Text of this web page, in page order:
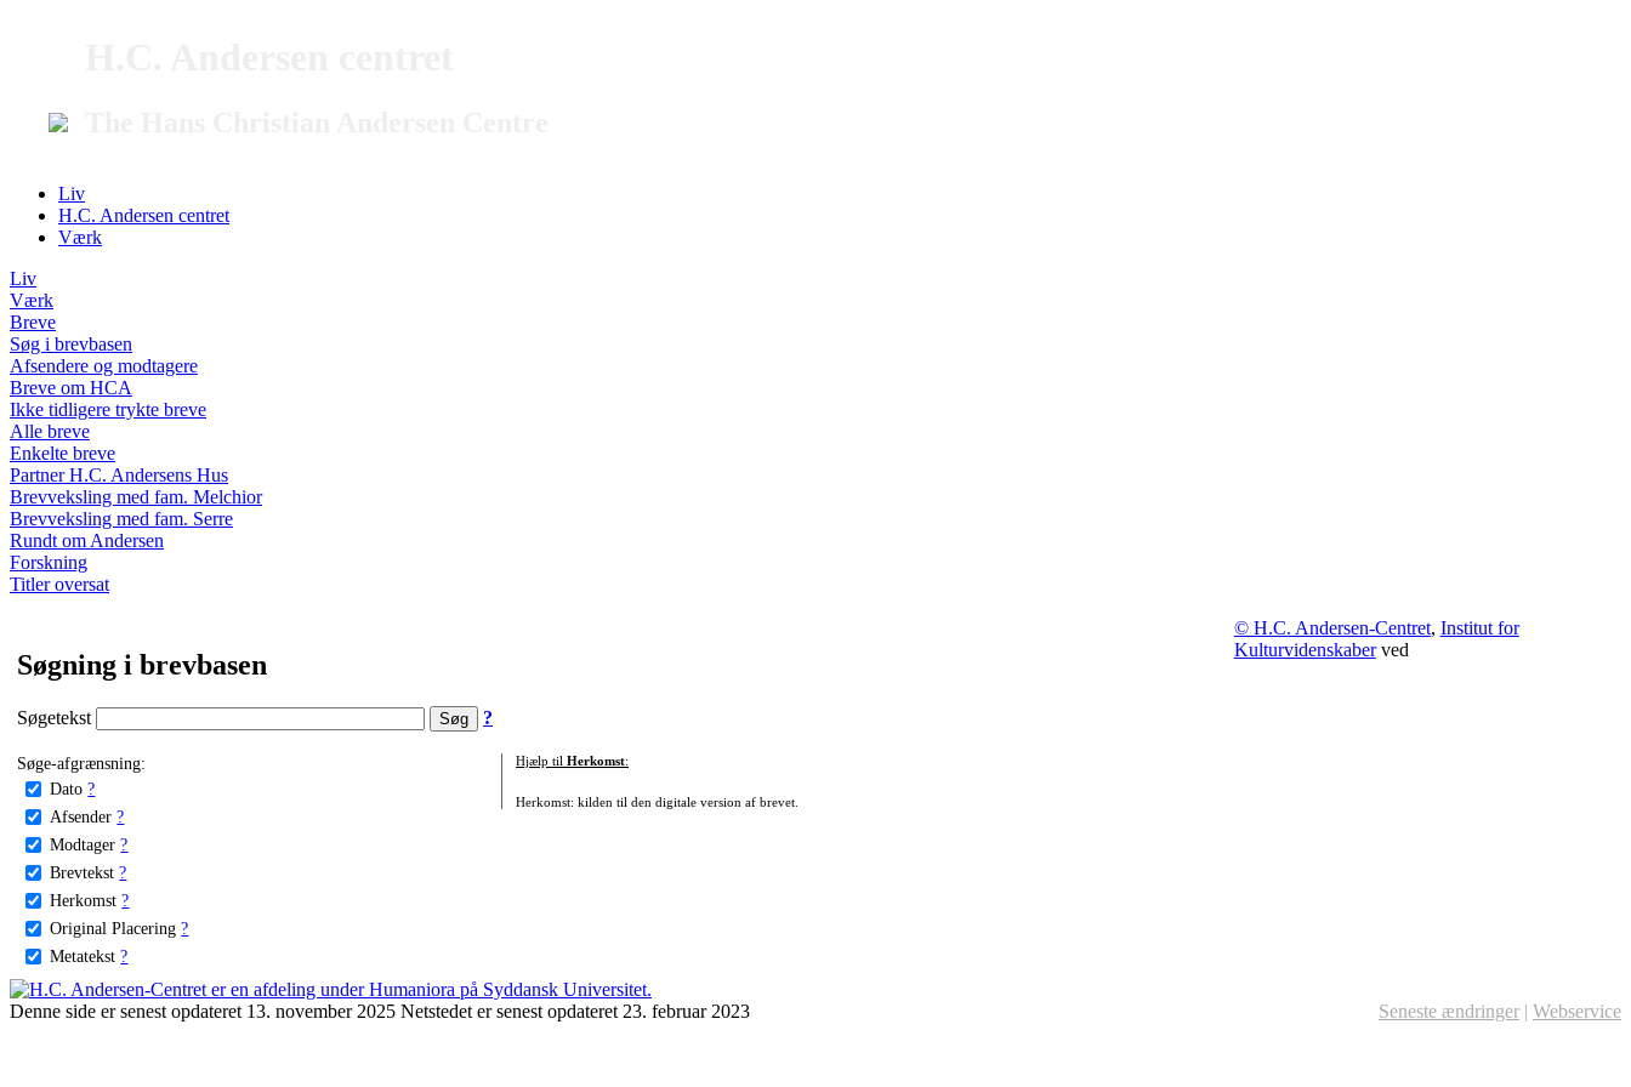
Liv
H.C. Andersen centret
Værk
Liv
Værk
Breve
Søg i brevbasen
Afsendere og modtagere
Breve om HCA
Ikke tidligere trykte breve
Alle breve
Enkelte breve
Partner H.C. Andersens Hus
Brevveksling med fam. Melchior
Brevveksling med fam. Serre
Rundt om Andersen
Forskning
Titler oversat
Søgning i brevbasen
Søgetekst ?
Søge-afgrænsning:
Dato ?
Afsender ?
Modtager ?
Brevtekst ?
Herkomst ?
Original Placering ?
Metatekst ?
Hjælp til Herkomst:
Herkomst: kilden til den digitale version af brevet.
© H.C. Andersen-Centret, Institut for
Kulturvidenskaberved
Denne side er senest opdateret 13. november 2025 Netstedet er senest opdateret 23. februar 2023 Seneste ændringer | Webservice